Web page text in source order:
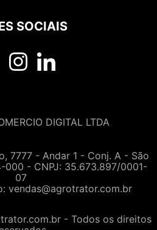
SOCIAIS
DIGITAL LTDA
7777 - Andar 1 - Conj. A - São
000 - CNPJ: 35.673.897/0001-
07
vendas@agrotrator.com.br
- Todos os direitos